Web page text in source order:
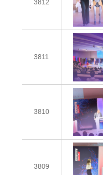
3812
3811
3810
3809